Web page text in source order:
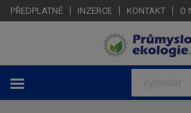
PŘEDPLATNÉ INZERCE KONTAKT O